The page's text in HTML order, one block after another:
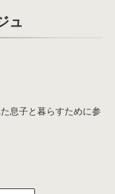
ュ
息子と暮らすために参